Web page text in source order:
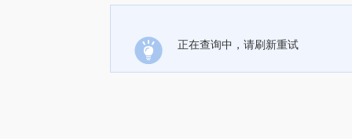
正在查询中，请刷新重试